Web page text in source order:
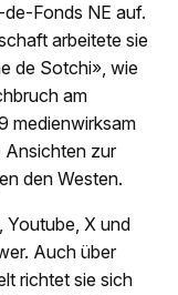
Fonds NE auf.
arbeitete sie
de Sotchi», wie
am
medienwirksam
Ansichten zur
den Westen.
Youtube, X und
Auch über
richtet sie sich